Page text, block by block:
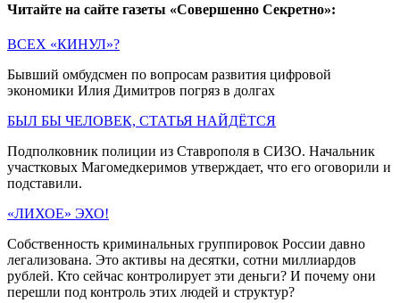
Читайте на сайте газеты «Совершенно Секретно»:
ВСЕХ «КИНУЛ»?
Бывший омбудсмен по вопросам развития цифровой
экономики Илия Димитров погряз в долгах
БЫЛ БЫ ЧЕЛОВЕК, СТАТЬЯ НАЙДЁТСЯ
Подполковник полиции из Ставрополя в СИЗО. Начальник
участковых Магомедкеримов утверждает, что его оговорили и
подставили.
«ЛИХОЕ» ЭХО!
Собственность криминальных группировок России давно
легализована. Это активы на десятки, сотни миллиардов
рублей. Кто сейчас контролирует эти деньги? И почему они
перешли под контроль этих людей и структур?